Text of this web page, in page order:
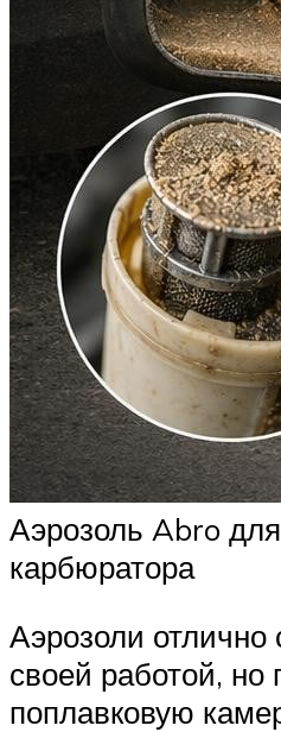
Аэрозоль Abro
карбюратора
Аэрозоли отлично
своей работой, но
поплавковую